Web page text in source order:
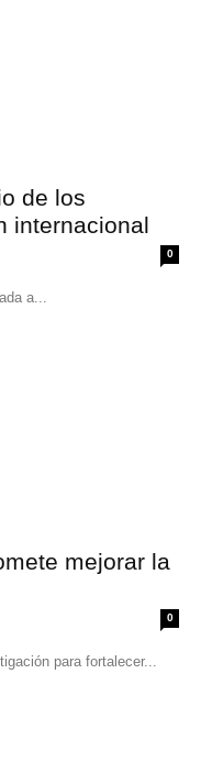
de los
internacional
0
a...
mejorar la
0
para fortalecer...